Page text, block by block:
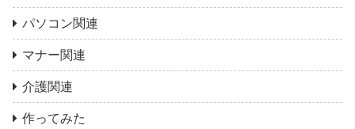
パソコン関連
マナー関連
介護関連
作ってみた